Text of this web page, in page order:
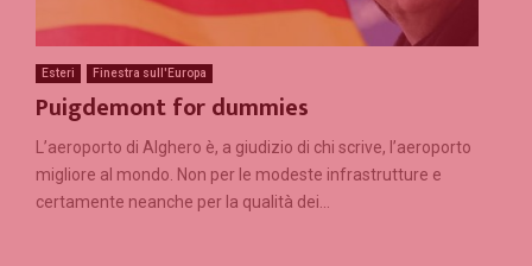
Esteri Finestra sull'Europa
Puigdemont for dummies
L’aeroporto di Alghero è, a giudizio di chi scrive, l’aeroporto
migliore al mondo. Non per le modeste infrastrutture e
certamente neanche per la qualità dei...